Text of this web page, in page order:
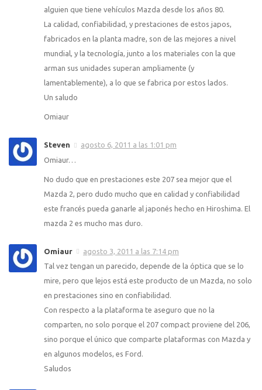
alguien que tiene vehículos Mazda desde los años 80.
La calidad, confiabilidad, y prestaciones de estos japos,
fabricados en la planta madre, son de las mejores a nivel
mundial, y la tecnología, junto a los materiales con la que
arman sus unidades superan ampliamente (y
lamentablemente), a lo que se fabrica por estos lados.
Un saludo
Omiaur
Steven
agosto 6, 2011 a las 1:01 pm
Omiaur…
No dudo que en prestaciones este 207 sea mejor que el
Mazda 2, pero dudo mucho que en calidad y confiabilidad
este francés pueda ganarle al japonés hecho en Hiroshima. El
mazda 2 es mucho mas duro.
Omiaur
agosto 3, 2011 a las 7:14 pm
Tal vez tengan un parecido, depende de la óptica que se lo
mire, pero que lejos está este producto de un Mazda, no solo
en prestaciones sino en confiabilidad.
Con respecto a la plataforma te aseguro que no la
comparten, no solo porque el 207 compact proviene del 206,
sino porque el único que comparte plataformas con Mazda y
en algunos modelos, es Ford.
Saludos